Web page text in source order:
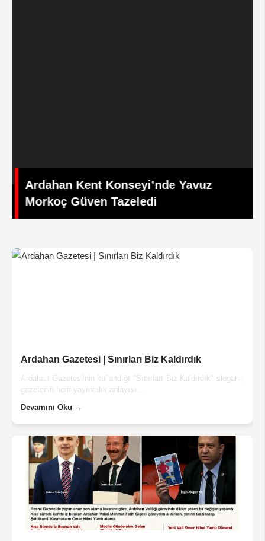
Ardahan Kent Konseyi’nde Yavuz
Morkoç Güven Tazeledi
Ardahan Gazetesi | Sınırları Biz Kaldırdık
Ardahan Gazetesi’nin kullandığı "Sınırları Biz Kaldırdık" sloganı,
gazetenin hem yayıncılık anlayışı...
Devamını Oku →